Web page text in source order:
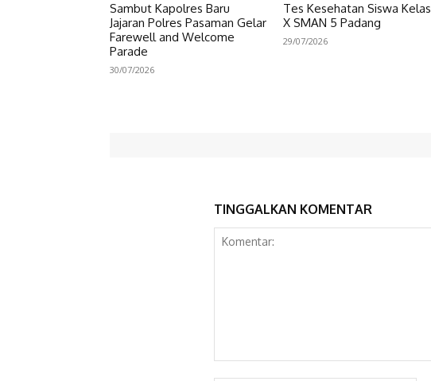
Sambut Kapolres Baru
Jajaran Polres Pasaman Gelar
Farewell and Welcome
Parade
30/07/2026
Tes Kesehatan Siswa Kelas
X SMAN 5 Padang
29/07/2026
TINGGALKAN KOMENTAR